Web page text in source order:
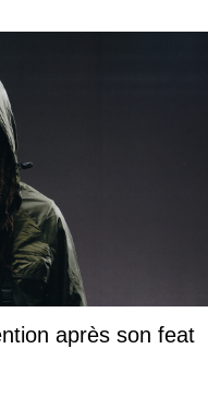
après son feat